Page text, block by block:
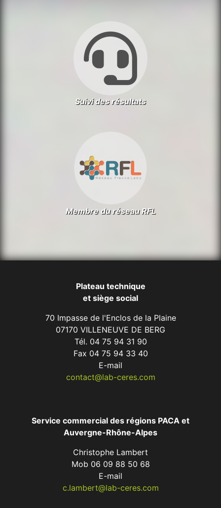
Suivi des résultats
Membre du réseau RFL
Plateau technique
et siège social
70 Impasse de l'Enclos de la Plaine
07170 VILLENEUVE DE BERG
Tél. 04 75 94 31 90
Fax 04 75 94 33 40
E-mail
contact@lab-ceres.com
Service commercial des régions PACA et
Auvergne-Rhône-Alpes
Christophe Lambert
Mob 06 09 88 50 68
E-mail
c.lambert@lab-ceres.com